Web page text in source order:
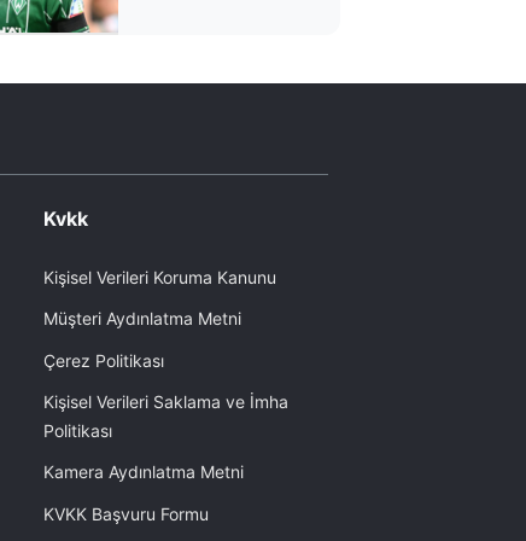
Kvkk
Kişisel Verileri Koruma Kanunu
Müşteri Aydınlatma Metni
Çerez Politikası
Kişisel Verileri Saklama ve İmha
Politikası
Kamera Aydınlatma Metni
KVKK Başvuru Formu